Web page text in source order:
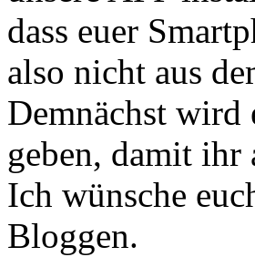
dass euer
also nicht aus
Demnächst wird
geben, damit ihr
Ich wünsche
Bloggen.